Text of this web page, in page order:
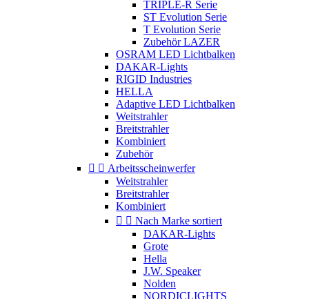
TRIPLE-R Serie
ST Evolution Serie
T Evolution Serie
Zubehör LAZER
OSRAM LED Lichtbalken
DAKAR-Lights
RIGID Industries
HELLA
Adaptive LED Lichtbalken
Weitstrahler
Breitstrahler
Kombiniert
Zubehör
  Arbeitsscheinwerfer
Weitstrahler
Breitstrahler
Kombiniert
  Nach Marke sortiert
DAKAR-Lights
Grote
Hella
J.W. Speaker
Nolden
NORDICLIGHTS